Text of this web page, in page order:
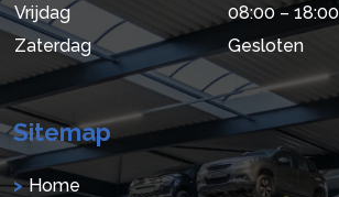
Vrijdag
08:00 – 18:00
Zaterdag
Gesloten
Sitemap
Home